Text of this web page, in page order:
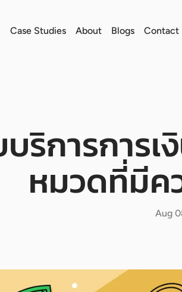
Case Studies About Blogs Contact
ริการการเ
หมวดที่มีค
Aug